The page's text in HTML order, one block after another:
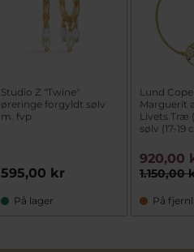
Studio Z "Twine"
øreringe forgyldt sølv
m. fvp
595,00 kr
På lager
Lund
Marguerit
Livets Træ
sølv (17-19
1.150,00
920,00
På